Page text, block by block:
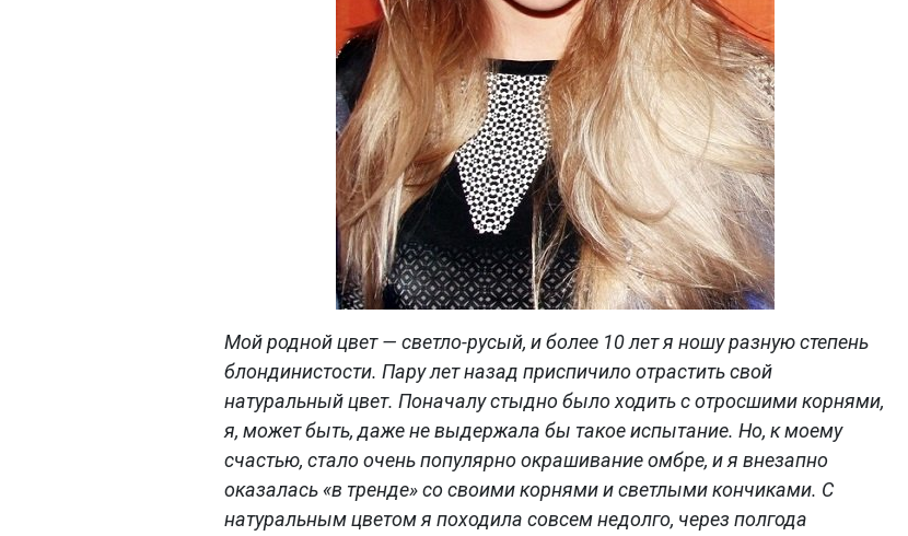
Мой родной цвет — светло-русый, и более 10 лет я ношу разную степень
блондинистости. Пару лет назад приспичило отрастить свой
натуральный цвет. Поначалу стыдно было ходить с отросшими корнями,
я, может быть, даже не выдержала бы такое испытание. Но, к моему
счастью, стало очень популярно окрашивание омбре, и я внезапно
оказалась «в тренде» со своими корнями и светлыми кончиками. С
натуральным цветом я походила совсем недолго, через полгода